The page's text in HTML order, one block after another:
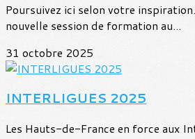
Poursuivez ici selon votre
nouvelle session de formation au...
31 octobre 2025
INTERLIGUES 2025
Les Hauts-de-France en force aux